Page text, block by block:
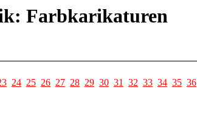
Farbkarikaturen
24 25 26 27 28 29 30 31 32 33 34 35 36